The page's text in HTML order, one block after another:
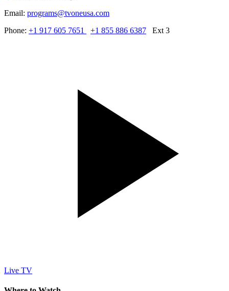
Email: programs@tvoneusa.com
Phone: +1 917 605 7651 +1 855 886 6387 Ext 3
Live TV